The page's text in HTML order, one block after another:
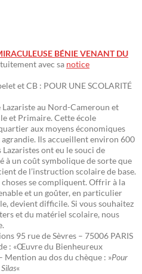
BÉNIE VENANT DU
avec sa notice
et CB : POUR UNE SCOLARITÉ
Lazariste au Nord-Cameroun et
et Primaire. Cette école
aux moyens économiques
Ils accueillent environ 600
ont eu le souci de
à un coût symbolique de sorte que
de l’instruction scolaire de base.
se compliquent. Offrir à la
et un goûter, en particulier
devient difficile. Si vous souhaitez
et du matériel scolaire, nous
95 rue de Sèvres – 75006 PARIS
: «Œuvre du Bienheureux
au dos du chèque : »Pour
«